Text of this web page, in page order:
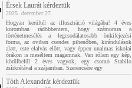
Érsek Laurát kérdeztük
2025. december 27.
Hogyan kerültél az illusztráció világába? 4 éves
koromban rádöbbentem, hogy számomra a
történetmesélés a legcsodálatosabb önkifejezési
forma, az oviban csendes pihenőben, kirándulások
alatt, este elalvás előtt, vagy éppen unalmas iskolai
órákon is meséltem magamnak. Van rólam egy kép,
körülbelül 2 éves vagyok, egy csomó Stabilo
zsírkrétával a szájamban. Szerencsére egy
Tóth Alexandrát kérdeztük